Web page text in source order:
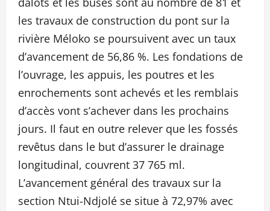
les travaux de construction du pont sur la
rivière Méloko se poursuivent avec un taux
d’avancement de 56,86 %. Les fondations de
l’ouvrage, les appuis, les poutres et les
enrochements sont achevés et les remblais
d’accès vont s’achever dans les prochains
jours. Il faut en outre relever que les fossés
revêtus dans le but d’assurer le drainage
longitudinal, couvrent 37 765 ml.
L’avancement général des travaux sur la
section Ntui-Ndjolé se situe à 72,97% avec